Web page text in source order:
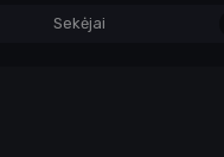
Sekėjai